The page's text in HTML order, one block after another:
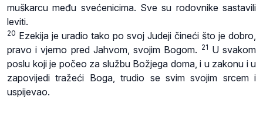
muškarcu među svećenicima. Sve su rodovnike sastavili
leviti.
20 Ezekija je uradio tako po svoj Judeji čineći što je dobro,
pravo i vjerno pred Jahvom, svojim Bogom. 21 U svakom
poslu koji je počeo za službu Božjega doma, i u zakonu i u
zapovijedi tražeći Boga, trudio se svim svojim srcem i
uspijevao.